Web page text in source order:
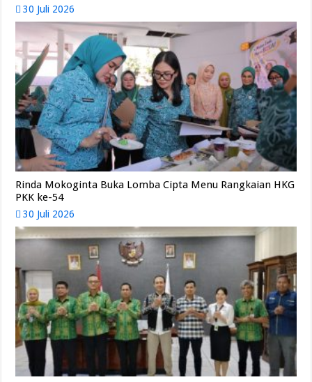
30 Juli 2026
Rinda Mokoginta Buka Lomba Cipta Menu Rangkaian HKG
PKK ke-54
30 Juli 2026